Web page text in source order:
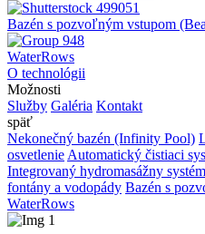
Bazén s pozvoľným vstupom
WaterRows
O technológii
Možnosti
Služby Galéria Kontakt
späť
Nekonečný bazén (Infinity Pool)
osvetlenie Automatický čistiaci
Integrovaný hydromasážny systém
fontány a vodopády Bazén s
WaterRows